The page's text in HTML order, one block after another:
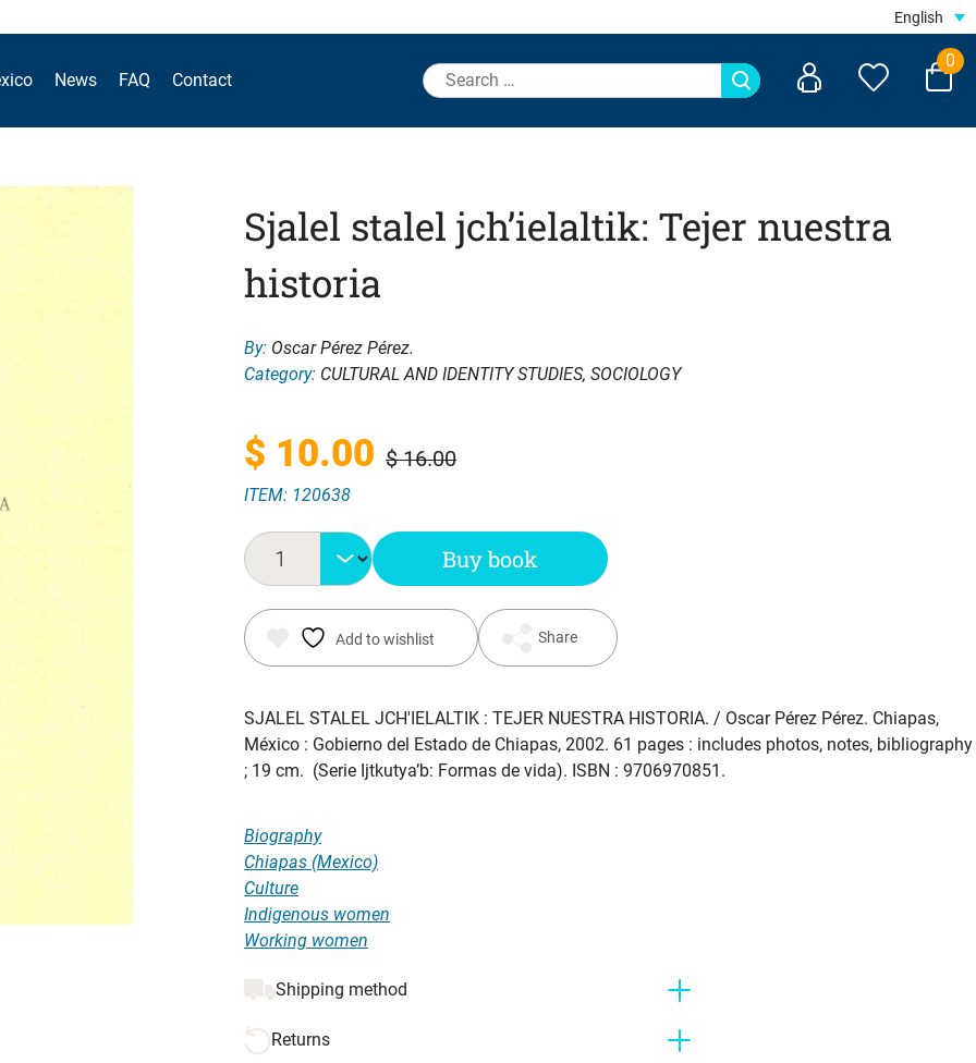
English
News FAQ Contact
Search
for:
0
Sjalel stalel jch’ielaltik: Tejer nuestra
historia
By: Oscar Pérez Pérez.
Category: CULTURAL AND IDENTITY STUDIES, SOCIOLOGY
$16.00
Original
price
was:
$ 16.00.
$ 10.00
Current
price
is:
$ 10.00.
ITEM: 120638
Buy book
Add to wishlist Share
SJALEL STALEL JCH'IELALTIK : TEJER NUESTRA HISTORIA. / Oscar Pérez Pérez. Chiapas,
México : Gobierno del Estado de Chiapas, 2002. 61 pages : includes photos, notes, bibliography
; 19 cm. (Serie Ijtkutya’b: Formas de vida). ISBN : 9706970851.
Biography
Chiapas (Mexico)
Culture
Indigenous women
Working women
Shipping method
Returns